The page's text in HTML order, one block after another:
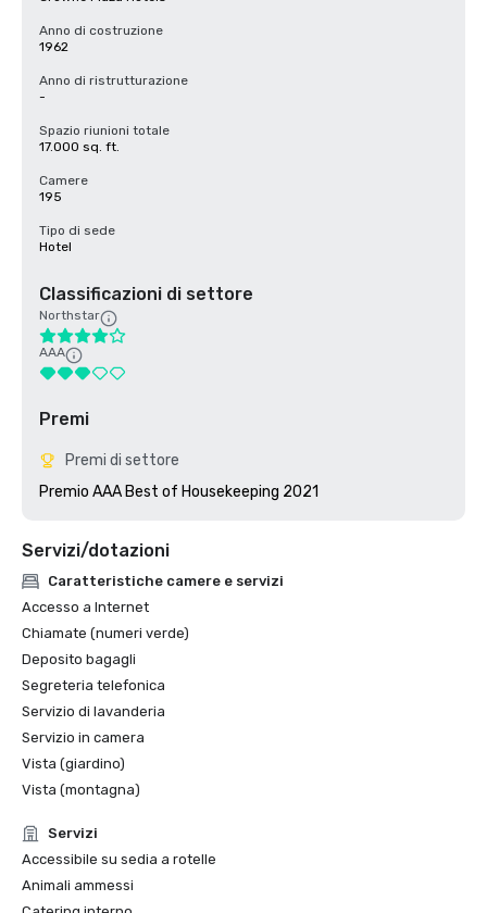
Anno di costruzione
1962
Anno di ristrutturazione
-
Spazio riunioni totale
17.000 sq. ft.
Camere
195
Tipo di sede
Hotel
Classificazioni di settore
Northstar
AAA
Premi
Premi di settore
Premio AAA Best of Housekeeping 2021
Servizi/dotazioni
Caratteristiche camere e servizi
Accesso a Internet
Chiamate (numeri verde)
Deposito bagagli
Segreteria telefonica
Servizio di lavanderia
Servizio in camera
Vista (giardino)
Vista (montagna)
Servizi
Accessibile su sedia a rotelle
Animali ammessi